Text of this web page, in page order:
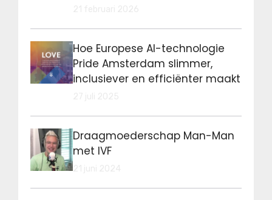
Hoe Europese AI-technologie
Pride Amsterdam slimmer,
inclusiever en efficiënter maakt
Draagmoederschap Man-Man
met IVF